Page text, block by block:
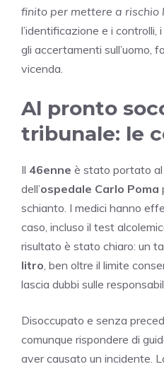
finito per mettere a
l’identificazione e i
gli accertamenti sull’uomo,
vicenda.
Al pronto
tribunale: le
Il 46enne è stato portato
dell’ospedale Carlo Poma
schianto. I medici hanno
caso, incluso il test
risultato è stato chiaro: un
litro , ben oltre il limite
lascia dubbi sulle
Disoccupato e senza
comunque rispondere di
aver causato un incidente.